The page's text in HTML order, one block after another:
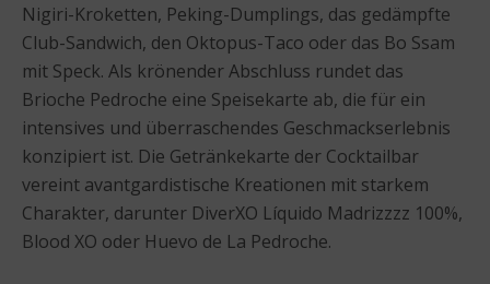
Nigiri-Kroketten, Peking-Dumplings, das gedämpfte
Club-Sandwich, den Oktopus-Taco oder das Bo Ssam
mit Speck. Als krönender Abschluss rundet das
Brioche Pedroche eine Speisekarte ab, die für ein
intensives und überraschendes Geschmackserlebnis
konzipiert ist. Die Getränkekarte der Cocktailbar
vereint avantgardistische Kreationen mit starkem
Charakter, darunter DiverXO Líquido Madrizzzz 100%,
Blood XO oder Huevo de La Pedroche.